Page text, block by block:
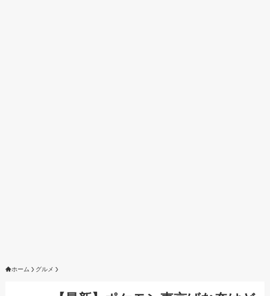
ホーム グルメ